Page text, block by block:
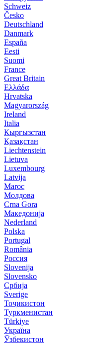
Schweiz
Česko
Deutschland
Danmark
España
Eesti
Suomi
France
Great Britain
Ελλάδα
Hrvatska
Magyarország
Ireland
Italia
Кыргызстан
Қазақстан
Liechtenstein
Lietuva
Luxembourg
Latvija
Maroc
Молдова
Crna Gora
Македонија
Nederland
Polska
Portugal
România
Россия
Slovenija
Slovensko
Србија
Sverige
Тоҷикистон
Туркменистан
Türkiye
Україна
Ўзбекистон